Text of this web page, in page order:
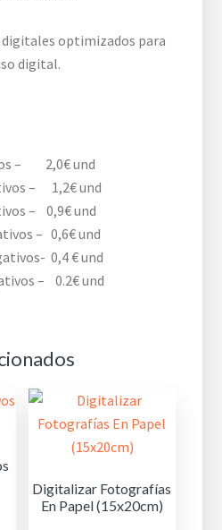
optimizados para
digital.
– 2,0€ und
– 1,2€ und
– 0,9€ und
– 0,6€ und
0,4 € und
– 0.2€ und
Digitalizar Fotografías
En Papel (15x20cm)